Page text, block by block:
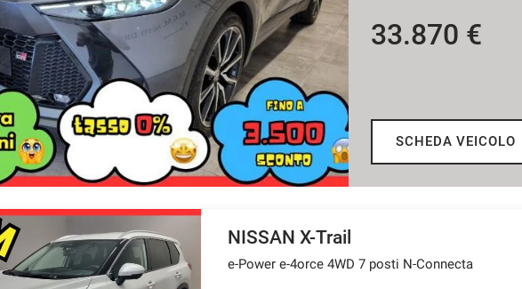
33.870 €
SCHEDA VEICOLO
NISSAN X-Trail
e-Power e-4orce 4WD 7 posti N-Connecta